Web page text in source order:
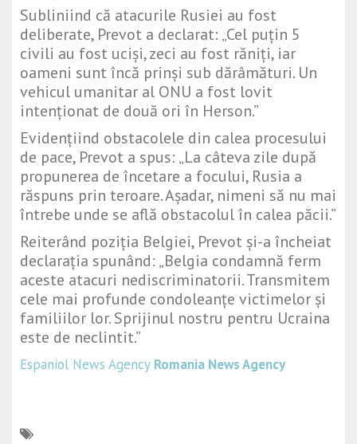
Subliniind că atacurile Rusiei au fost
deliberate, Prevot a declarat: „Cel puțin 5
civili au fost uciși, zeci au fost răniți, iar
oameni sunt încă prinși sub dărâmături. Un
vehicul umanitar al ONU a fost lovit
intenționat de două ori în Herson.”
Evidențiind obstacolele din calea procesului
de pace, Prevot a spus: „La câteva zile după
propunerea de încetare a focului, Rusia a
răspuns prin teroare. Așadar, nimeni să nu mai
întrebe unde se află obstacolul în calea păcii.”
Reiterând poziția Belgiei, Prevot și-a încheiat
declarația spunând: „Belgia condamnă ferm
aceste atacuri nediscriminatorii. Transmitem
cele mai profunde condoleanțe victimelor și
familiilor lor. Sprijinul nostru pentru Ucraina
este de neclintit.”
Espaniol News Agency Romania News Agency